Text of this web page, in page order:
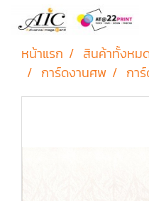
หน้าแรก สินค้าทั้งหม
การ์ดงานศพ
กา